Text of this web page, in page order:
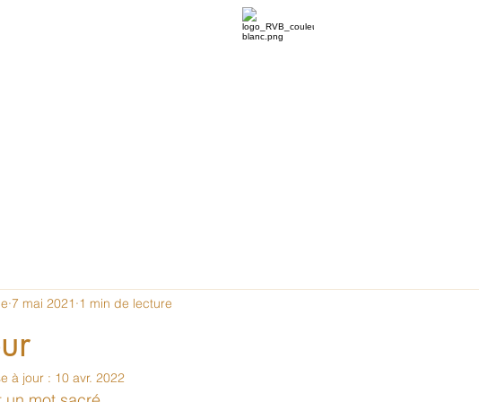
7 mai 2021 1 min de lecture
à jour : 10 avr. 2022